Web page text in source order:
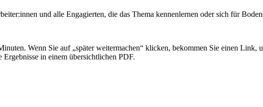
und alle Engagierten, die das Thema kennenlernen oder sich für
Wenn Sie auf „später weitermachen“ klicken, bekommen Sie einen
in einem übersichtlichen PDF.